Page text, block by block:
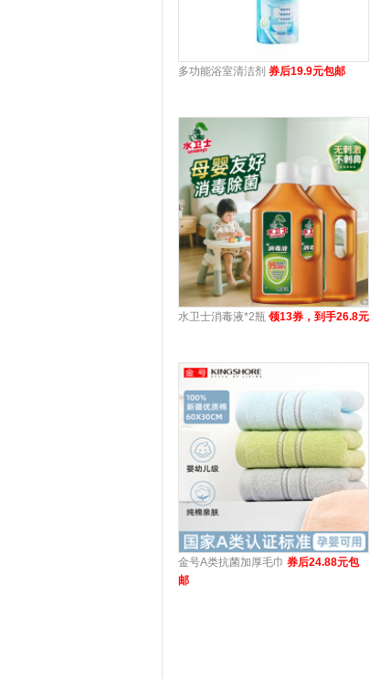
多功能浴室清洁剂 券后19.9元包邮
水卫士消毒液*2瓶 领13券，到手26.8元
金号A类抗菌加厚毛巾 券后24.88元包
邮